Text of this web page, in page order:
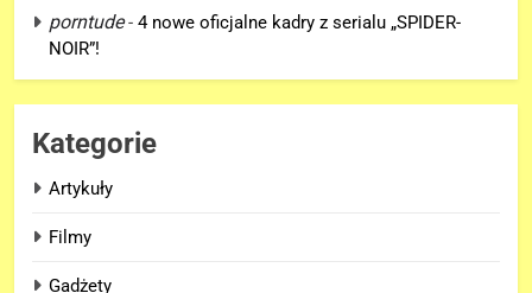
porntude- 4 nowe oficjalne kadry z serialu „SPIDER-
NOIR”!
Kategorie
Artykuły
Filmy
Gadżety
BRAND NEW DAY”
FILMY